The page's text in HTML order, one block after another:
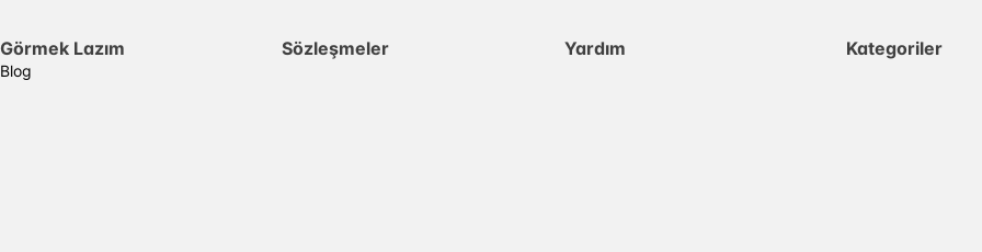
Görmek Lazım
Blog
Sözleşmeler Yardım
Kategoriler